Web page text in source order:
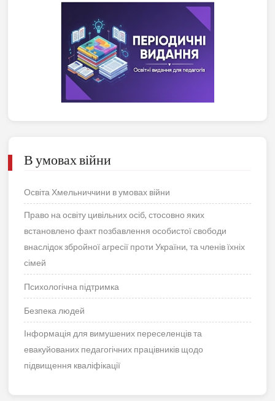
В умовах війни
Освіта Хмельниччини в умовах війни
Право на освіту цивільних осіб, стосовно яких
встановлено факт позбавлення особистої свободи
внаслідок збройної агресії проти України, та членів їхніх
сімей
Психологічна підтримка
Безпека людей
Інформація для вимушених переселенців та
евакуйованих педагогічних працівників щодо
підвищення кваліфікації